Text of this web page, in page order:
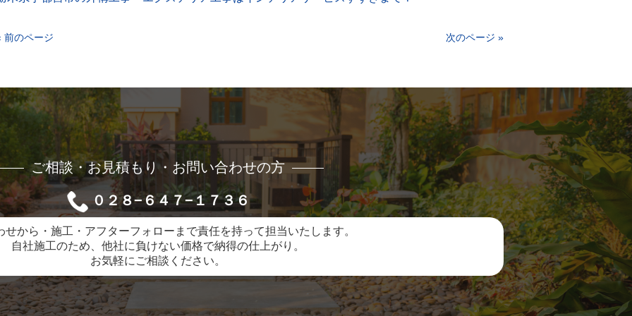
前のページ 次のページ »
ご相談・お見積もり・お問い合わせの方
０２８−６４７−１７３６
せから・施工・アフターフォローまで責任を持って担当いたします。
自社施工のため、他社に負けない価格で納得の仕上がり。
お気軽にご相談ください。